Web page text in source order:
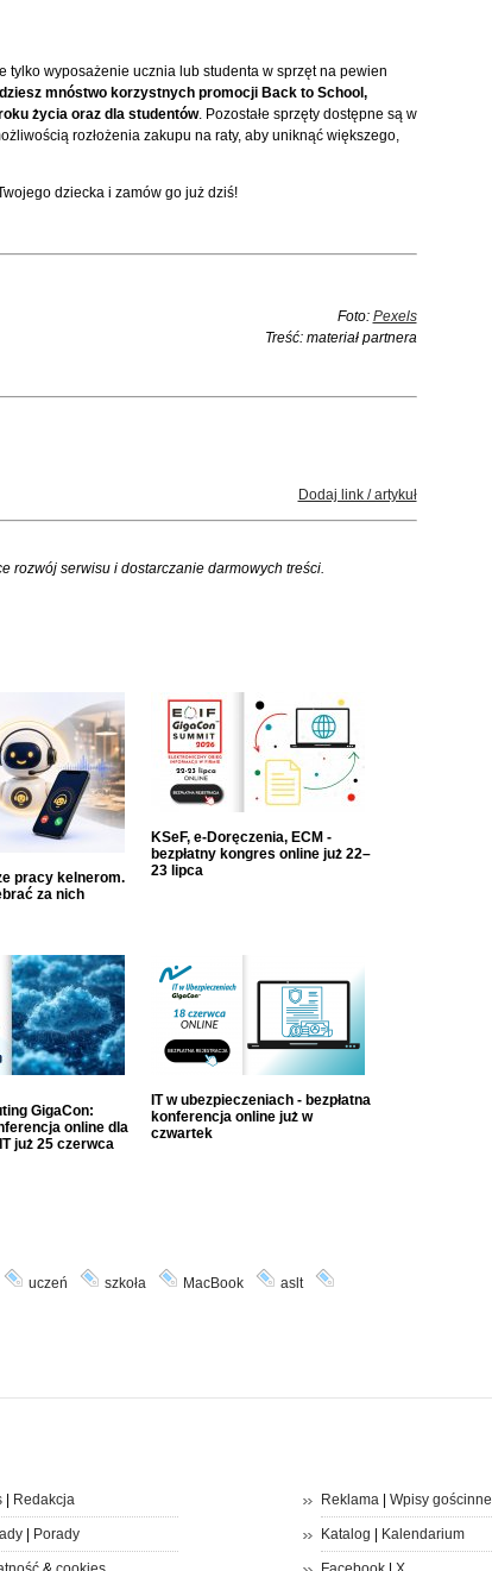
tylko wyposażenie ucznia lub studenta w sprzęt na pewien
mnóstwo korzystnych promocji Back to School,
życia oraz dla studentów. Pozostałe sprzęty dostępne są w
rozłożenia zakupu na raty, aby uniknąć większego,
dziecka i zamów go już dziś!
Foto: Pexels
Treść: materiał partnera
Dodaj link / artykuł
rozwój serwisu i dostarczanie darmowych treści.
pracy kelnerom.
za nich
KSeF, e-Doręczenia, ECM -
bezpłatny kongres online już 22–
23 lipca
GigaCon:
online dla
już 25 czerwca
IT w ubezpieczeniach - bezpłatna
konferencja online już w
czwartek
uczeń szkoła MacBook
aslt
| Redakcja
| Porady
Reklama| Wpisy gościnne
Katalog | Kalendarium